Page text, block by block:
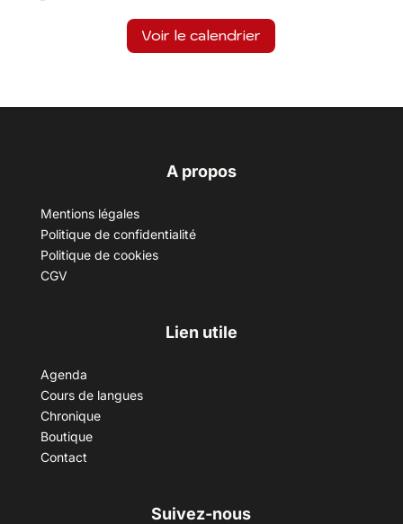
Voir le calendrier
A propos
Mentions légales
Politique de confidentialité
Politique de cookies
CGV
Lien utile
Agenda
Cours de langues
Chronique
Boutique
Contact
Suivez-nous